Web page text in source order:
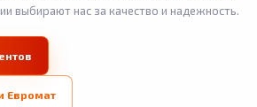
выбирают нас за качество и надежность.
Евромат